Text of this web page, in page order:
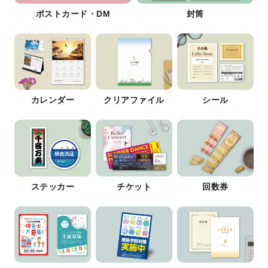
ポストカード・DM 封筒
カレンダー クリアファイル シール
ステッカー チケット 回数券